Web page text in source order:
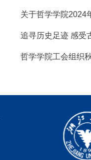
关于哲学学院2024
追寻历史足迹 感受
哲学学院工会组织